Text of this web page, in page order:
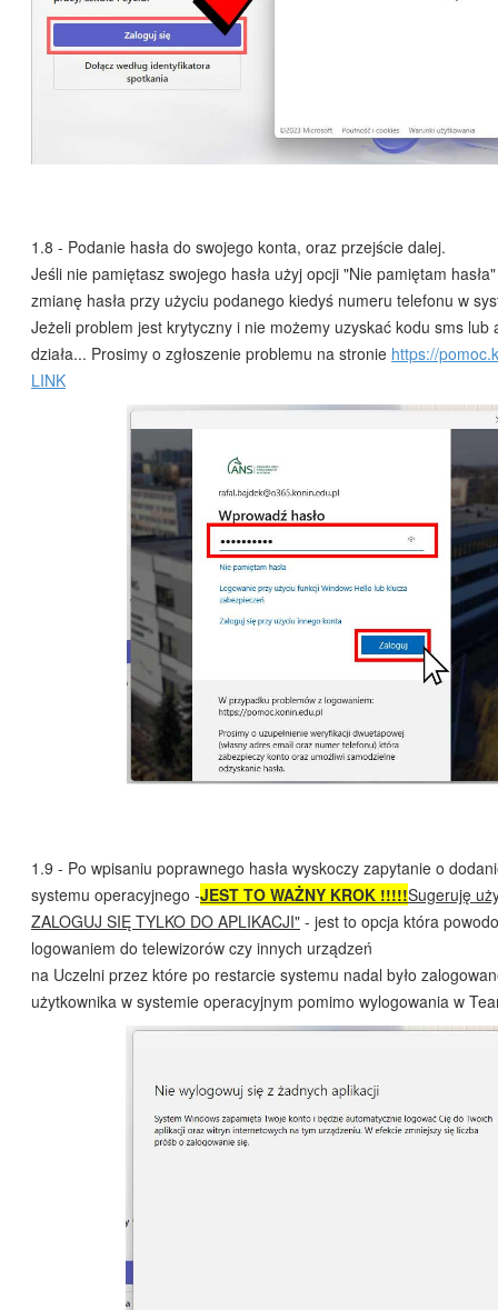
1.8 - Podanie hasła do swojego konta, oraz przejście dalej.
Jeśli nie pamiętasz swojego hasła użyj opcji "Nie pamiętam
zmianę hasła przy użyciu podanego kiedyś numeru telefonu w
Jeżeli problem jest krytyczny i nie możemy uzyskać kodu sms lub
działa... Prosimy o zgłoszenie problemu na stronie https://
LINK
1.9 - Po wpisaniu poprawnego hasła wyskoczy zapytanie o
systemu operacyjnego -JEST TO WAŻNY KROK !!!!!Sugeruję
ZALOGUJ SIĘ TYLKO DO APLIKACJI" - jest to opcja która
logowaniem do telewizorów czy innych urządzeń
na Uczelni przez które po restarcie systemu nadal było
użytkownika w systemie operacyjnym pomimo wylogowania w